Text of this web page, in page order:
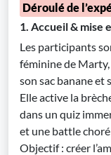
Déroulé de
1. Accueil & mise
Les participants
féminine de
son sac banane et
Elle active la
dans un quiz
et une battle
Objectif : créer